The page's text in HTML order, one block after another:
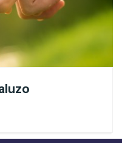
viajn kanalojn de
Volo.
de la Kristo kaj de
pli bone, trankvilaj,